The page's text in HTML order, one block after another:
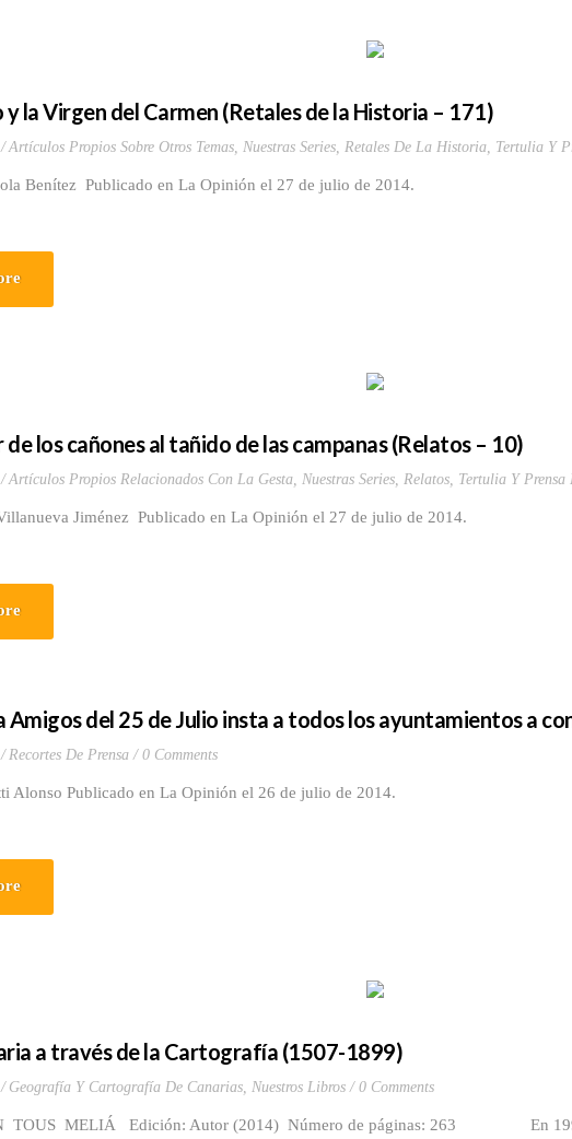
y la Virgen del Carmen (Retales de la Historia – 171)
Artículos Propios Sobre Otros Temas, Nuestras Series, Retales De La Historia, Tertulia Y
Benítez Publicado en La Opinión el 27 de julio de 2014.
los cañones al tañido de las campanas (Relatos – 10)
Artículos Propios Relacionados Con La Gesta, Nuestras Series, Relatos, Tertulia Y Prensa
Jiménez Publicado en La Opinión el 27 de julio de 2014.
Amigos del 25 de Julio insta a todos los ayuntamientos a
Recortes De Prensa 0 Comments
Alonso Publicado en La Opinión el 26 de julio de 2014.
a través de la Cartografía (1507-1899)
Geografía Y Cartografía De Canarias, Nuestros Libros 0 Comments
TOUS MELIÁ Edición: Autor (2014) Número de páginas: 263 En